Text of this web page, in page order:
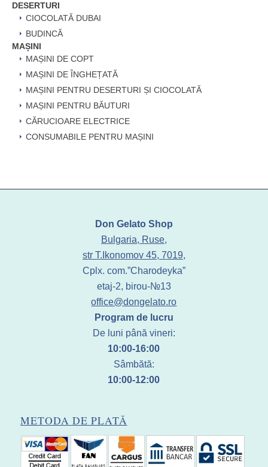
DESERTURI
CIOCOLATĂ DUBAI
BUDINCĂ
MAȘINI
MAȘINI DE COPT
MAȘINI DE ÎNGHEȚATĂ
MAȘINI PENTRU DESERTURI ȘI CIOCOLATĂ
MAȘINI PENTRU BĂUTURI
CĂRUCIOARE ELECTRICE
CONSUMABILE PENTRU MAȘINI
Don Gelato Shop
Bulgaria, Ruse,
str T.Ikonomov 45, 7019,
Cplx. com.”Charodeyka”
etaj-2, birou-№13
office@dongelato.ro
Program de lucru
De luni până vineri:
10:00-16:00
Sâmbătă:
10:00-12:00
METODA DE PLATĂ